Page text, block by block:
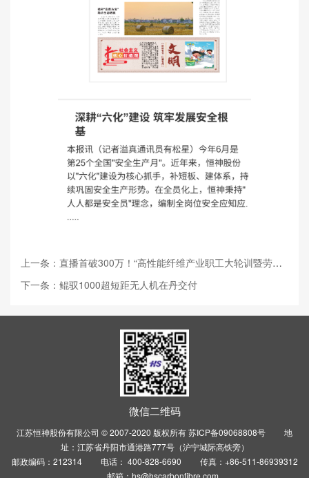
上一条：直播首破300万！“高性能纤维产业职工大轮训暨劳模工匠助企行”之走进...
下一条：鲲驭1000超短距无人机在丹交付
微信二维码
江苏恒神股份有限公司 © 2007-2020 版权所有苏ICP备09068808号 地
址：江苏省丹阳市通港路777号（沪宁城际高铁旁）
邮政编码：212314 电话： 400-828-6690 传真：+86-511-86939312
邮箱：hs@hscarbonfibre.com